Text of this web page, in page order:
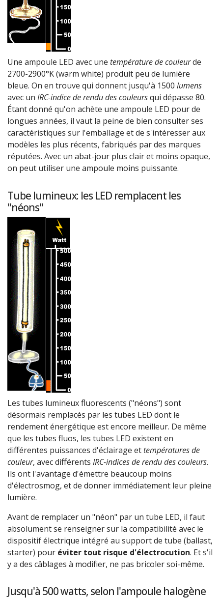
Une ampoule LED avec une température de couleurde
2700-2900°K (warm white) produit peu de lumière
bleue. On en trouve qui donnent jusqu'à 1500 lumens
avec un IRC-indice de rendu des couleursqui dépasse 80.
Étant donné qu'on achète une ampoule LED pour de
longues années, il vaut la peine de bien consulter ses
caractéristiques sur l'emballage et de s'intéresser aux
modèles les plus récents, fabriqués par des marques
réputées. Avec un abat-jour plus clair et moins opaque,
on peut utiliser une ampoule moins puissante.
Tube lumineux: les LED remplacent les
"néons"
Les tubes lumineux fluorescents ("néons") sont
désormais remplacés par les tubes LED dont le
rendement énergétique est encore meilleur. De même
que les tubes fluos, les tubes LED existent en
différentes puissances d'éclairage et températures de
couleur, avec différents IRC-indices de rendu des couleurs.
Ils ont l'avantage d'émettre beaucoup moins
d'électrosmog, et de donner immédiatement leur pleine
lumière.
Avant de remplacer un "néon" par un tube LED, il faut
absolument se renseigner sur la compatibilité avec le
dispositif électrique intégré au support de tube (ballast,
starter) pour éviter tout risque d'électrocution. Et s'il
y a des câblages à modifier, ne pas bricoler soi-même.
Jusqu'à 500 watts, selon l'ampoule halogène